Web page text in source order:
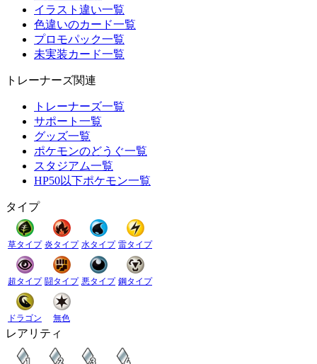
イラスト違い一覧
色違いのカード一覧
プロモパック一覧
未実装カード一覧
トレーナーズ関連
トレーナーズ一覧
サポート一覧
グッズ一覧
ポケモンのどうぐ一覧
スタジアム一覧
HP50以下ポケモン一覧
タイプ
草タイプ 炎タイプ 水タイプ 雷タイプ
超タイプ 闘タイプ 悪タイプ 鋼タイプ
ドラゴン 無色
レアリティ